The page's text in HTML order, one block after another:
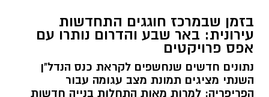
בזמן שבמרכז חוגגים התחדשות
עירונית: באר שבע והדרום נותרו עם
אפס פרויקטים
נתונים חדשים שנחשפים לקראת כנס הנדל"ן
השנתי מציגים תמונת מצב עגומה עבור
הפריפריה: למרות מאות התחלות בנייה חדשות